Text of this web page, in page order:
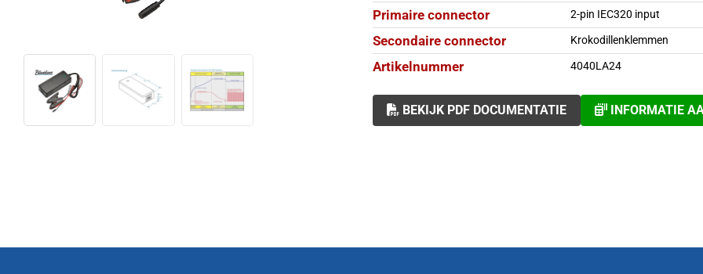
Primaire connector 2-pin IEC320 input
Secondaire connector Krokodillenklemmen
Artikelnummer 4040LA24
BEKIJK PDF DOCUMENTATIE INFORMATIE